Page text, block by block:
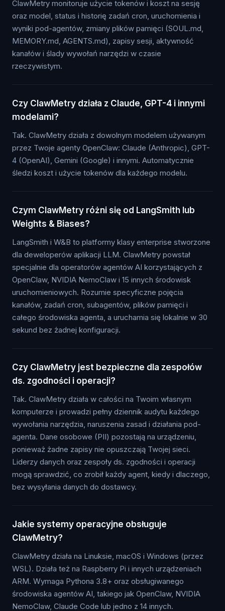
ClawMetry monitoruje użycie tokenów i koszt na sesję
oraz model, status i historię zadań cron, uruchomienia i
wyniki pod-agentów, zmiany plików pamięci (SOUL.md,
MEMORY.md, AGENTS.md), zapisy sesji, aktywność
kanałów i ślady wywołań narzędzi w czasie
rzeczywistym.
Czy ClawMetry działa z Claude, GPT-4 i innymi
modelami?
Tak. ClawMetry działa z dowolnym modelem używanym
przez Twoje agenty OpenClaw: Claude (Anthropic), GPT-
4 (OpenAI), Gemini (Google) i innymi. Automatycznie
śledzi koszt i użycie tokenów dla każdego modelu.
Czym ClawMetry różni się od LangSmith lub
Weights & Biases?
LangSmith i W&B to platformy klasy enterprise stworzone
dla deweloperów aplikacji LLM. ClawMetry powstał
specjalnie dla operatorów agentów AI korzystających z
OpenClaw, NVIDIA NemoClaw i 15 innych środowisk
uruchomieniowych. Rozumie specyficzne pojęcia
kanałów, zadań cron, subagentów, plików pamięci i
całego środowiska agenta, a uruchamia się lokalnie w 30
sekund bez żadnej konfiguracji.
Czy ClawMetry jest bezpieczne dla zespołów
ds. zgodności i operacji?
Tak. ClawMetry działa w całości na Twoim własnym
komputerze i prowadzi pełny dziennik audytu każdego
wywołania narzędzia, naruszenia zasad i działania pod-
agenta. Dane osobowe (PII) pozostają na urządzeniu,
ponieważ żadne zapisy nie opuszczają Twojej sieci.
Liderzy danych oraz zespoły ds. zgodności i operacji
mogą sprawdzić, co zrobił każdy agent, kiedy i dlaczego,
bez wysyłania danych do dostawcy.
Jakie systemy operacyjne obsługuje
ClawMetry?
ClawMetry działa na Linuksie, macOS i Windows (przez
WSL). Działa też na Raspberry Pi i innych urządzeniach
ARM. Wymaga Pythona 3.8+ oraz obsługiwanego
środowiska agentów AI, takiego jak OpenClaw, NVIDIA
NemoClaw, Claude Code lub jedno z 14 innych.